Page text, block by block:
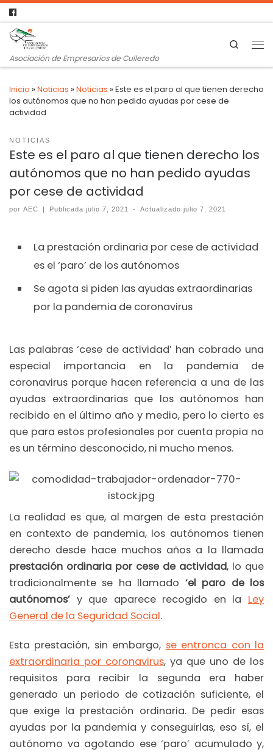
Asociación de Empresarios de Culleredo
Search
Inicio »Noticias »Noticias »Este es el paro al que tienen derecho
los autónomos que no han pedido ayudas por cese de
actividad
NOTICIAS
Este es el paro al que tienen derecho los
autónomos que no han pedido ayudas
por cese de actividad
por AEC | Publicadajulio 7, 2021 - Actualizadojulio 7, 2021
La prestación ordinaria por cese de actividad
es el ‘paro’ de los autónomos
Se agota si piden las ayudas extraordinarias
por la pandemia de coronavirus
Las palabras ‘cese de actividad’ han cobrado una
especial importancia en la pandemia de
coronavirus porque hacen referencia a una de las
ayudas extraordinarias que los autónomos han
recibido en el último año y medio, pero lo cierto es
que para estos profesionales por cuenta propia no
es un término desconocido, ni mucho menos.
La realidad es que, al margen de esta prestación
en contexto de pandemia, los autónomos tienen
derecho desde hace muchos años a la llamada
prestación ordinaria por cese de actividad, lo que
tradicionalmente se ha llamado ‘el paro de los
autónomos’ y que aparece recogido en la Ley
General de la Seguridad Social.
Esta prestación, sin embargo, se entronca con la
extraordinaria por coronavirus, ya que uno de los
requisitos para recibir la segunda era haber
generado un periodo de cotización suficiente, el
que exige la prestación ordinaria. De pedir esas
ayudas por la pandemia y conseguirlas, eso sí, el
autónomo va agotando ese ‘paro’ acumulado y,